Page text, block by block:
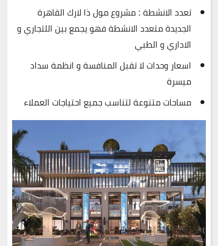
تعدد الانشطة : مشروع مول ذا لارك القاهرة
الجديدة متعدد الانشطة فهو يجمع بين اللتجاري و
الاداري و الطبي
اسعار وحدات لا تقبل المنافسة و انظمة سداد
ميسرة
مساحات متنوعة لتناسب جميع احتياجات العملاء